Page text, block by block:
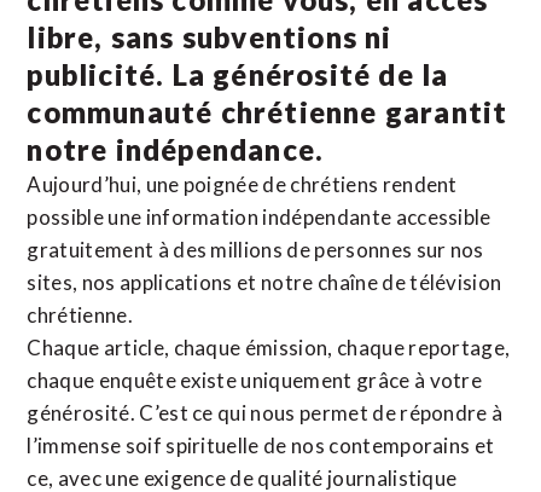
libre, sans subventions ni
publicité. La générosité de la
communauté chrétienne garantit
notre indépendance.
Aujourd’hui, une poignée de chrétiens rendent
possible une information indépendante accessible
gratuitement à des millions de personnes sur nos
sites, nos applications et notre chaîne de télévision
chrétienne.
Chaque article, chaque émission, chaque reportage,
chaque enquête existe uniquement grâce à votre
générosité. C’est ce qui nous permet de répondre à
l’immense soif spirituelle de nos contemporains et
ce, avec une exigence de qualité journalistique